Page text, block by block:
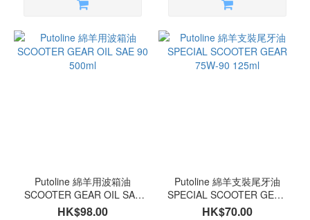
Putoline 綿羊用波箱油
SCOOTER GEAR OIL SAE
90 500ml
HK$98.00
Putoline 綿羊支裝尾牙油
SPECIAL SCOOTER GEAR
75W-90 125ml
HK$70.00